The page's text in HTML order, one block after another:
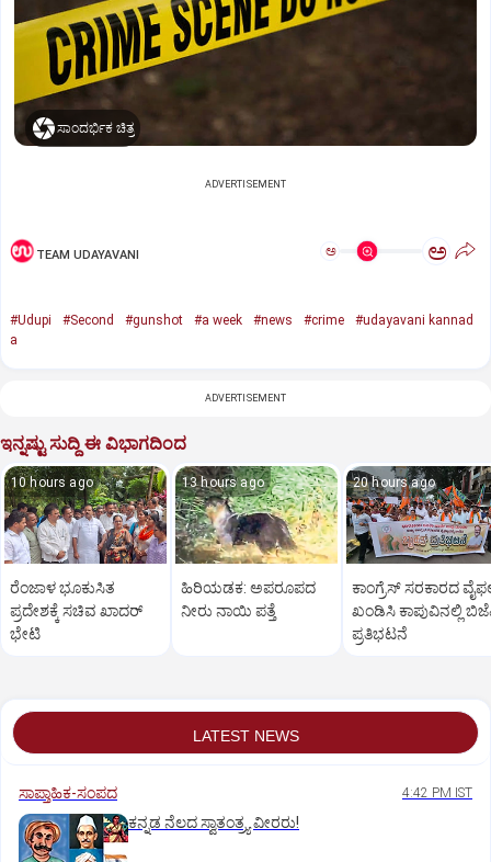
ಸಾಂದರ್ಭಿಕ ಚಿತ್ರ
ADVERTISEMENT
TEAM UDAYAVANI ಅ ಅ
#Udupi #Second #gunshot #a week #news #crime
#udayavani kannad
a
ADVERTISEMENT
ಇನ್ನಷ್ಟು ಸುದ್ದಿ ಈ ವಿಭಾಗದಿಂದ
10 hours ago
ರೆಂಜಾಳ ಭೂಕುಸಿತ
ಪ್ರದೇಶಕ್ಕೆ ಸಚಿವ ಖಾದರ್‌
ಭೇಟಿ
13 hours ago
ಹಿರಿಯಡಕ: ಅಪರೂಪದ
ನೀರು ನಾಯಿ ಪತ್ತೆ
20 hours ago
ಕಾಂಗ್ರೆಸ್ ಸರಕಾರದ
ಖಂಡಿಸಿ ಕಾಪುವಿನಲ್ಲಿ
ಪ್ರತಿಭಟನೆ
LATEST NEWS
ಸಾಪ್ತಾಹಿಕ-ಸಂಪದ 4:42 PM IST
ಕನ್ನಡ ನೆಲದ ಸ್ವಾತಂತ್ರ್ಯ ವೀರರು!